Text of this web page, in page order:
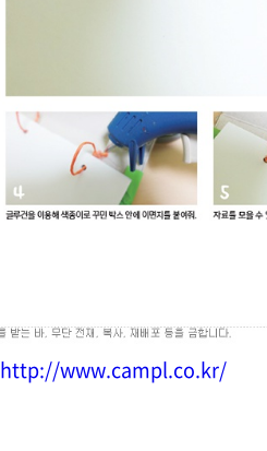
http://www.campl.co.kr/